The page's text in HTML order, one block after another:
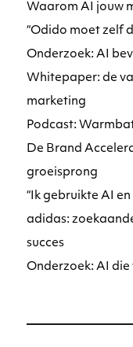
Waarom AI jouw
“Odido moet zelf
Onderzoek: AI
Whitepaper: de
marketing
Podcast:
De Brand
groeisprong
“Ik gebruikte AI
adidas:
succes
Onderzoek: AI